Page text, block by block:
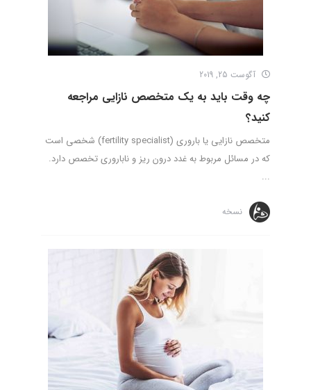
آگوست 25, 2019
چه وقت باید به یک متخصص نازایی مراجعه
کنید؟
متخصص نازایی یا باروری (fertility specialist) شخصی است
که در مسائل مربوط به غدد درون ریز و ناباروری تخصص دارد.
...
نسخه